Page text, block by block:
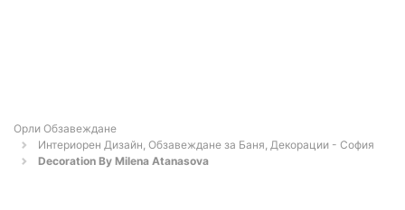
Орли Обзавеждане
Интериорен Дизайн, Обзавеждане за Баня, Декорации - София
Decoration By Milena Atanasova